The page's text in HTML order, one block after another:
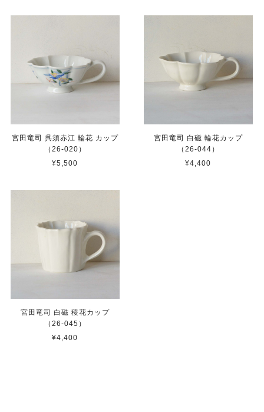
宮田竜司 呉須赤江 輪花 カップ
（26-020）
¥5,500
宮田竜司 白磁 輪花カップ
（26-044）
¥4,400
宮田竜司 白磁 稜花カップ
（26-045）
¥4,400